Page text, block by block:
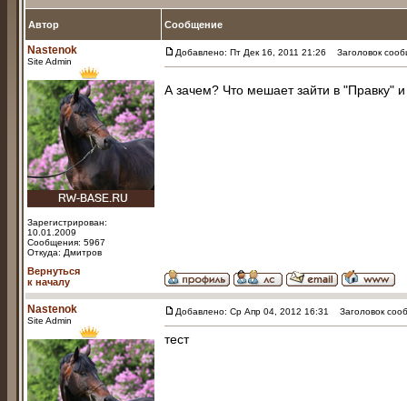
Автор Сообщение
Nastenok
Site Admin
Зарегистрирован:
10.01.2009
Сообщения: 5967
Откуда: Дмитров
Добавлено: Пт Дек 16, 2011 21:26 Заголовок
А зачем? Что мешает зайти в "Правку" и
Вернуться
к началу
Nastenok
Site Admin
Добавлено: Ср Апр 04, 2012 16:31 Заголовок
тест